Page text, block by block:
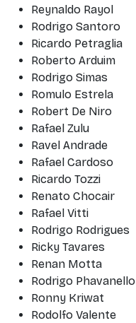
Reynaldo Rayol
Rodrigo Santoro
Ricardo Petraglia
Roberto Arduim
Rodrigo Simas
Romulo Estrela
Robert De Niro
Rafael Zulu
Ravel Andrade
Rafael Cardoso
Ricardo Tozzi
Renato Chocair
Rafael Vitti
Rodrigo Rodrigues
Ricky Tavares
Renan Motta
Rodrigo Phavanello
Ronny Kriwat
Rodolfo Valente